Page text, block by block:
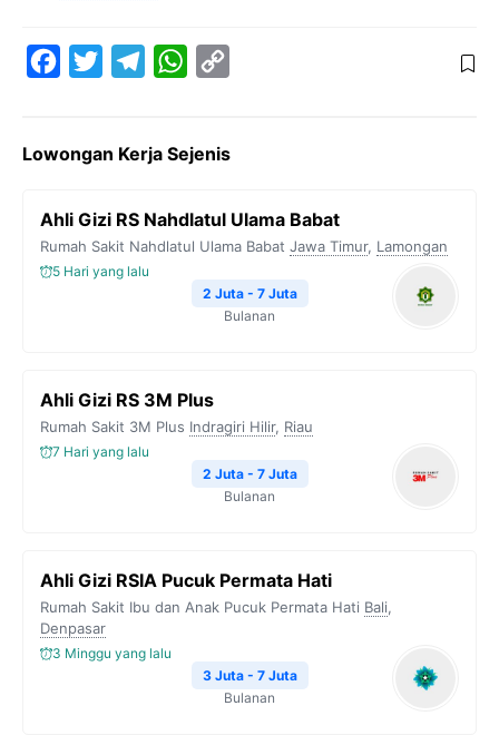
e
o
o
t
e
e
r
W
t
A
y
i
k
Lowongan Kerja Sejenis
Ahli Gizi RS Nahdlatul Ulama Babat
Rumah Sakit Nahdlatul Ulama Babat Jawa Timur, Lamongan
5 Hari yang lalu
2 Juta - 7 Juta
Bulanan
Ahli Gizi RS 3M Plus
Rumah Sakit 3M Plus Indragiri Hilir, Riau
7 Hari yang lalu
2 Juta - 7 Juta
Bulanan
Ahli Gizi RSIA Pucuk Permata Hati
Rumah Sakit Ibu dan Anak Pucuk Permata Hati Bali,
Denpasar
3 Minggu yang lalu
3 Juta - 7 Juta
Bulanan